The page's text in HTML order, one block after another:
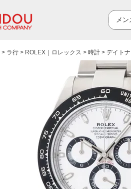
ラ行 ROLEX｜ロレックス 時計 デイトナ